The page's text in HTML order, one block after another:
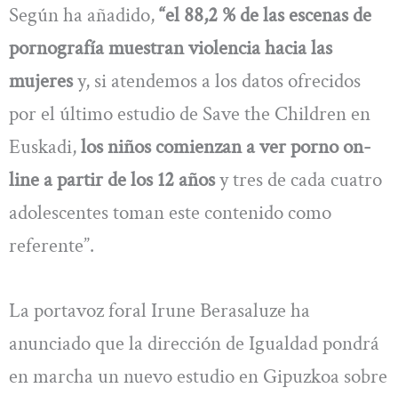
Según ha añadido,“el 88,2 % de las escenas de
pornografía muestran violencia hacia las
mujeresy, si atendemos a los datos ofrecidos
por el último estudio de Save the Children en
Euskadi,los niños comienzan a ver porno on-
line a partir de los 12 añosy tres de cada cuatro
adolescentes toman este contenido como
referente”.
La portavoz foral Irune Berasaluze ha
anunciado que la dirección de Igualdad pondrá
en marcha un nuevo estudio en Gipuzkoa sobre